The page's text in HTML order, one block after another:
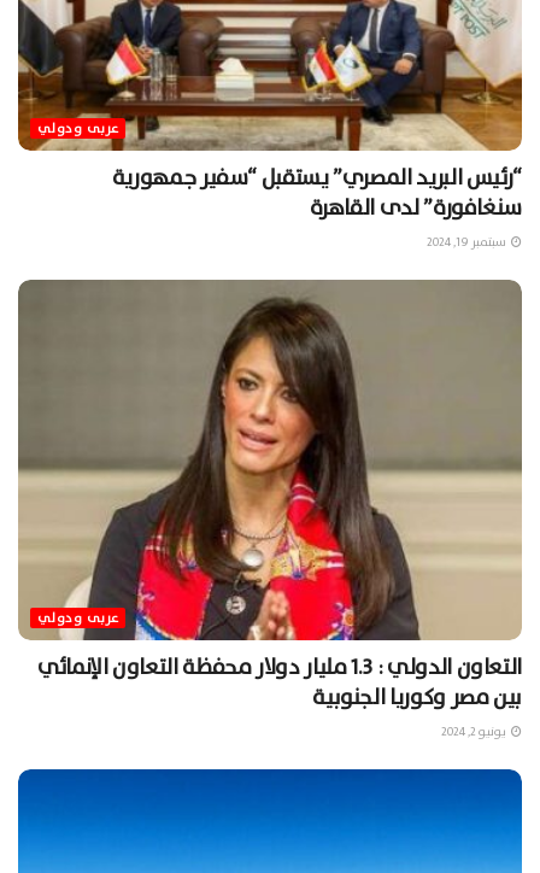
عربى ودولي
“رئيس البريد المصري” يستقبل “سفير جمهورية
سنغافورة” لدى القاهرة
سبتمبر 19, 2024
عربى ودولي
التعاون الدولي : 1.3 مليار دولار محفظة التعاون الإنمائي
بين مصر وكوريا الجنوبية
يونيو 2, 2024